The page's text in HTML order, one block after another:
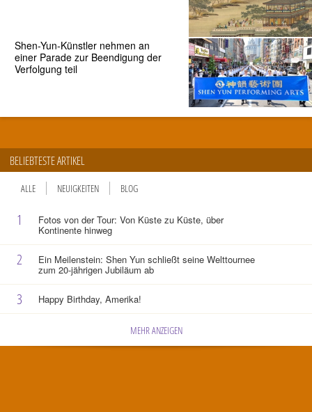
Shen-Yun-Künstler nehmen an
einer Parade zur Beendigung der
Verfolgung teil
BELIEBTESTE ARTIKEL
ALLE NEUIGKEITEN BLOG
1 Fotos von der Tour: Von Küste zu Küste, über
Kontinente hinweg
2 Ein Meilenstein: Shen Yun schließt seine Welttournee
zum 20-jährigen Jubiläum ab
3 Happy Birthday, Amerika!
MEHR ANZEIGEN